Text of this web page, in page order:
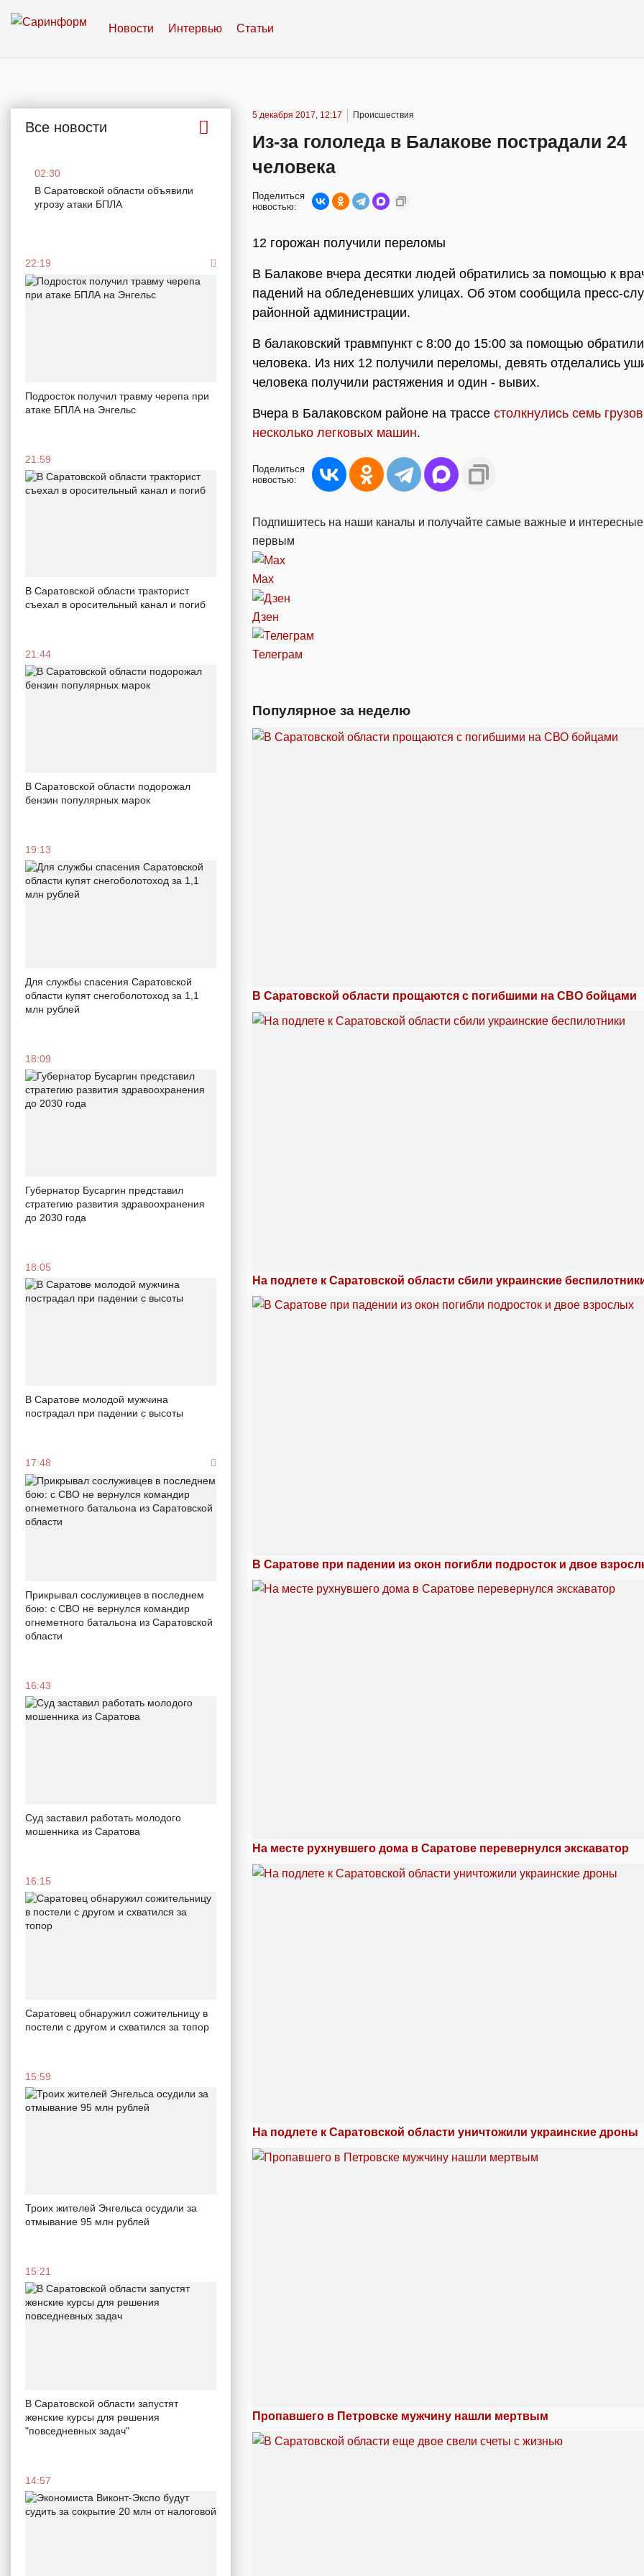
Новости Интервью Статьи
Все новости
02:30
В Саратовской области объявили
угрозу атаки БПЛА
22:19
Подросток получил травму черепа при
атаке БПЛА на Энгельс
21:59
В Саратовской области тракторист
съехал в оросительный канал и погиб
21:44
В Саратовской области подорожал
бензин популярных марок
19:13
Для службы спасения Саратовской
области купят снегоболотоход за 1,1
млн рублей
18:09
Губернатор Бусаргин представил
стратегию развития здравоохранения
до 2030 года
18:05
В Саратове молодой мужчина
пострадал при падении с высоты
17:48
Прикрывал сослуживцев в последнем
бою: с СВО не вернулся командир
огнеметного батальона из Саратовской
области
16:43
Суд заставил работать молодого
мошенника из Саратова
16:15
Саратовец обнаружил сожительницу в
постели с другом и схватился за топор
15:59
Троих жителей Энгельса осудили за
отмывание 95 млн рублей
15:21
В Саратовской области запустят
женские курсы для решения
"повседневных задач"
14:57
5 декабря 2017, 12:17 Происшествия
Из-за гололеда в Балакове пострадали 24
человека
Поделиться
новостью:
12 горожан получили переломы
В Балакове вчера десятки людей обратились за помощью к
падений на обледеневших улицах. Об этом сообщила пресс-
районной администрации.
В балаковский травмпункт с 8:00 до 15:00 за помощью
человека. Из них 12 получили переломы, девять отделались
человека получили растяжения и один - вывих.
Вчера в Балаковском районе на трассе столкнулись семь
несколько легковых машин.
Поделиться
новостью:
Подпишитесь на наши каналы и получайте самые важные и интересные
первым
Max
Дзен
Телеграм
Популярное за неделю
В Саратовской области прощаются с погибшими на СВО бойцами
На подлете к Саратовской области сбили украинские
В Саратове при падении из окон погибли подросток и двое
На месте рухнувшего дома в Саратове перевернулся экскаватор
На подлете к Саратовской области уничтожили украинские дроны
Пропавшего в Петровске мужчину нашли мертвым